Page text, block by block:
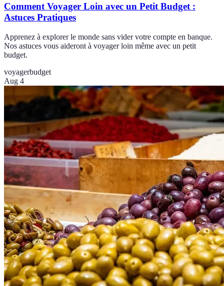
Comment Voyager Loin avec un Petit Budget :
Astuces Pratiques
Apprenez à explorer le monde sans vider votre compte en banque.
Nos astuces vous aideront à voyager loin même avec un petit
budget.
voyagerbudget
Aug 4